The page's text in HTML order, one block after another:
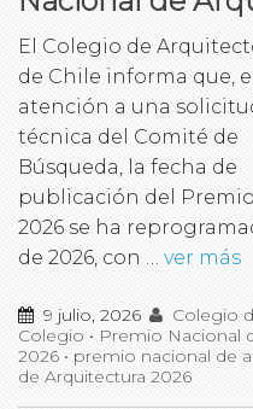
El Colegio de
de Chile informa que,
atención a una
técnica del Comité de
Búsqueda, la fecha de
publicación del
2026 se ha
de 2026, con … ver más
9 julio, 2026
Colegio
Colegio • Premio Nacional
2026 • premio nacional de
de Arquitectura 2026